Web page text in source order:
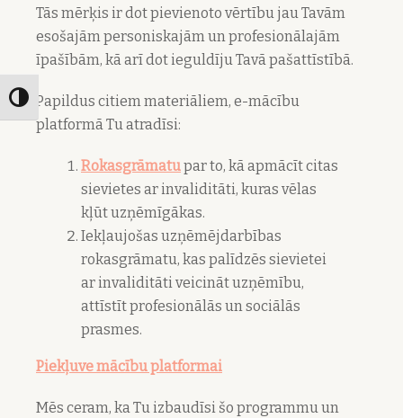
Toggle High Contrast
Tās mērķis ir dot pievienoto vērtību jau Tavām
esošajām personiskajām un profesionālajām
īpašībām, kā arī dot ieguldīju Tavā pašattīstībā.
Papildus citiem materiāliem, e-mācību
platformā Tu atradīsi:
Rokasgrāmatupar to, kā apmācīt citas
sievietes ar invaliditāti, kuras vēlas
kļūt uzņēmīgākas.
Iekļaujošas uzņēmējdarbības
rokasgrāmatu, kas palīdzēs sievietei
ar invaliditāti veicināt uzņēmību,
attīstīt profesionālās un sociālās
prasmes.
Piekļuve mācību platformai
Mēs ceram, ka Tu izbaudīsi šo programmu un